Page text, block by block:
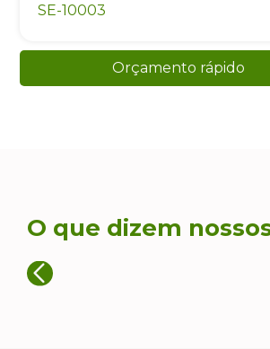
SE-10003
Orçamento rápido
O que dizem